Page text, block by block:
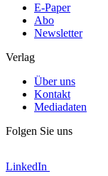
E-Paper
Abo
Newsletter
Verlag
Über uns
Kontakt
Mediadaten
Folgen Sie uns
LinkedIn